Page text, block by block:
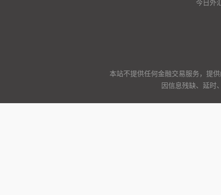
今日外
本站不提供任何金融交易服务，提
因信息残缺、延时